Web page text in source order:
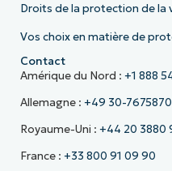
Droits de la protection de la
Vos choix en matière de
Contact
Amérique du Nord : +1 888
Allemagne : +49 30-
Royaume-Uni : +44 20 3880
France : +33 800 91 09 90